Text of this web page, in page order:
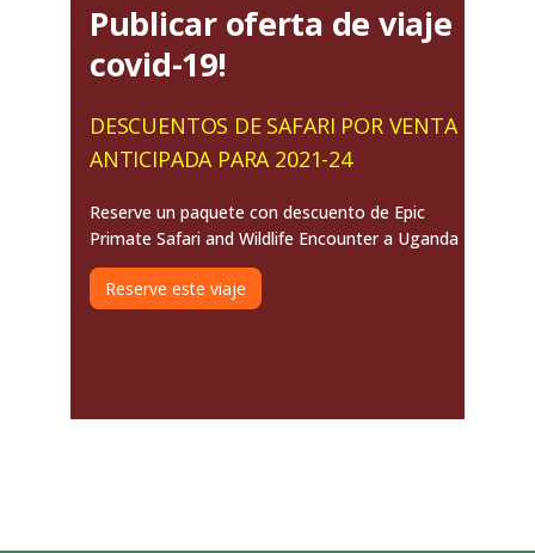
Publicar oferta de viaje
covid-19!
DESCUENTOS DE SAFARI POR VENTA
ANTICIPADA PARA 2021-24
Reserve un paquete con descuento de Epic
Primate Safari and Wildlife Encounter a Uganda
Reserve este viaje